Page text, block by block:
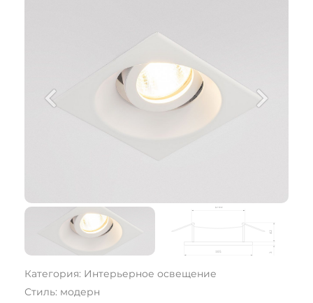
Категория: Интерьерное освещение
Стиль: модерн